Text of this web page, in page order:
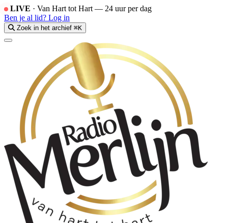
LIVE · Van Hart tot Hart — 24 uur per dag
Ben je al lid? Log in
Zoek in het archief ⌘K